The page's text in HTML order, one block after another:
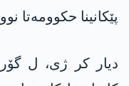
پێکانینا حكوومه‌تا
دیار کر ژی، ل